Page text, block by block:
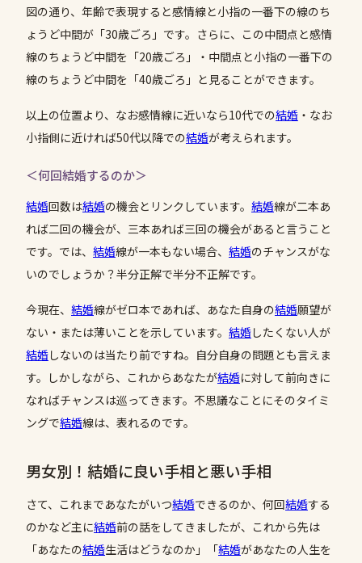
図の通り、年齢で表現すると感情線と小指の一番下の線のち
ょうど中間が「30歳ごろ」です。さらに、この中間点と感情
線のちょうど中間を「20歳ごろ」・中間点と小指の一番下の
線のちょうど中間を「40歳ごろ」と見ることができます。
以上の位置より、なお感情線に近いなら10代での結婚 ・なお
小指側に近ければ50代以降での結婚が考えられます。
＜何回結婚するのか＞
結婚回数は結婚の機会とリンクしています。 結婚線が二本あ
れば二回の機会が、三本あれば三回の機会があると言うこと
です。では、 結婚線が一本もない場合、 結婚のチャンスがな
いのでしょうか？半分正解で半分不正解です。
今現在、 結婚線がゼロ本であれば、あなた自身の結婚願望が
ない・または薄いことを示しています。 結婚したくない人が
結婚しないのは当たり前ですね。自分自身の問題とも言えま
す。しかしながら、これからあなたが結婚に対して前向きに
なればチャンスは巡ってきます。不思議なことにそのタイミ
ングで結婚線は、表れるのです。
男女別！結婚に良い手相と悪い手相
さて、これまであなたがいつ結婚できるのか、何回結婚する
のかなど主に結婚前の話をしてきましたが、これから先は
「あなたの結婚生活はどうなのか」「結婚があなたの人生を